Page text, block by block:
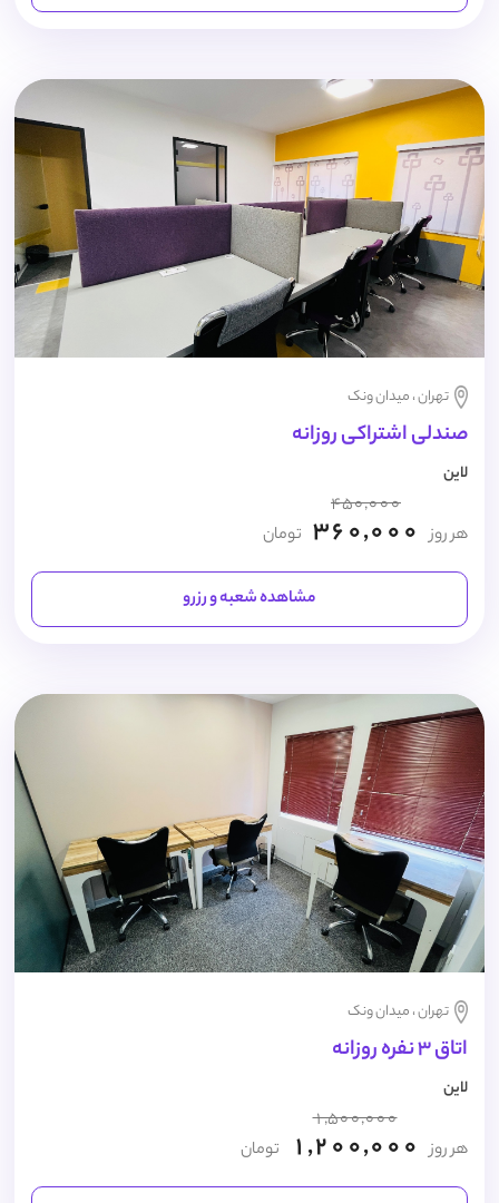
تهران ، میدان ونک
صندلی اشتراکی روزانه
لاین
هر روز
450,000
360,000 تومان
مشاهده شعبه و رزرو
تهران ، میدان ونک
اتاق 3 نفره روزانه
لاین
هر روز
1,500,000
1,200,000 تومان